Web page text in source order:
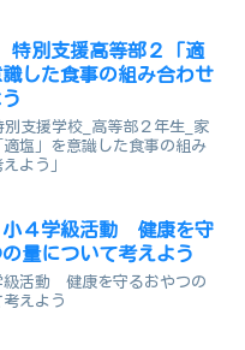
特別支援高等部２「適
した食事の組み合わせ
支援学校_高等部２年生_家
適塩」を意識した食事の組み
よう」
４学級活動 健康を守
量について考えよう
級活動 健康を守るおやつの
えよう